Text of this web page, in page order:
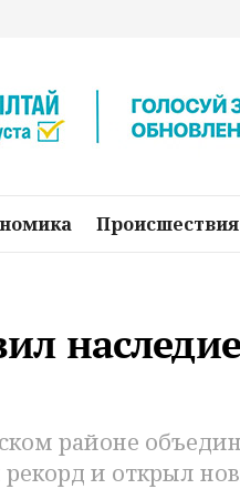
Происшествия
наследие
районе
рекорд и открыл